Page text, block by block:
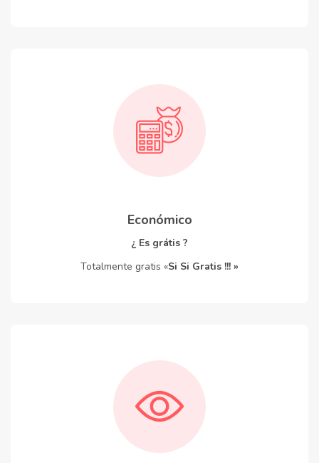
Económico
¿ Es grátis ?
Totalmente gratis «Si Si Gratis !!! »